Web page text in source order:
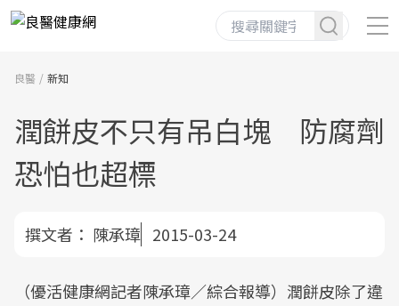
良醫 新知
潤餅皮不只有吊白塊 防腐劑
恐怕也超標
撰文者： 陳承璋 2015-03-24
（優活健康網記者陳承璋／綜合報導）潤餅皮除了違